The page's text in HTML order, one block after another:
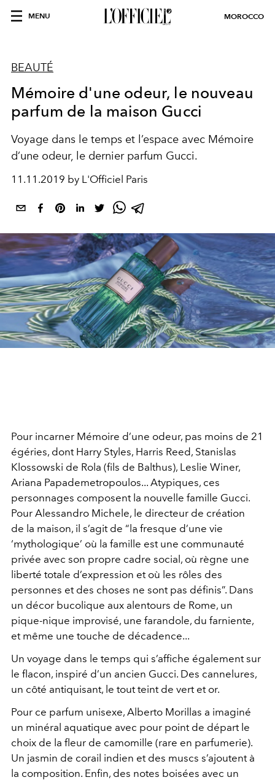
MENU MOROCCO
BEAUTÉ
Mémoire d'une odeur, le nouveau
parfum de la maison Gucci
Voyage dans le temps et l’espace avec Mémoire
d’une odeur, le dernier parfum Gucci.
11.11.2019 by L'Officiel Paris
Pour incarner Mémoire d’une odeur, pas moins de 21
égéries, dont Harry Styles, Harris Reed, Stanislas
Klossowski de Rola (fils de Balthus), Leslie Winer,
Ariana Papademetropoulos... Atypiques, ces
personnages composent la nouvelle famille Gucci.
Pour Alessandro Michele, le directeur de création
de la maison, il s’agit de “la fresque d’une vie
‘mythologique’ où la famille est une communauté
privée avec son propre cadre social, où règne une
liberté totale d’expression et où les rôles des
personnes et des choses ne sont pas définis”. Dans
un décor bucolique aux alentours de Rome, un
pique-nique improvisé, une farandole, du farniente,
et même une touche de décadence...
Un voyage dans le temps qui s’affiche également sur
le flacon, inspiré d’un ancien Gucci. Des cannelures,
un côté antiquisant, le tout teint de vert et or.
Pour ce parfum unisexe, Alberto Morillas a imaginé
un minéral aquatique avec pour point de départ le
choix de la fleur de camomille (rare en parfumerie).
Un jasmin de corail indien et des muscs s’ajoutent à
la composition. Enfin, des notes boisées avec un